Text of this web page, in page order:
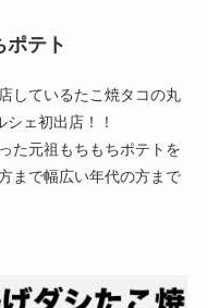
ポテト
しているたこ焼タコの丸
ェ初出店！！
た元祖もちもちポテトを
まで幅広い年代の方まで